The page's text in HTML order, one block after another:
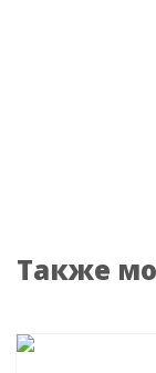
Также